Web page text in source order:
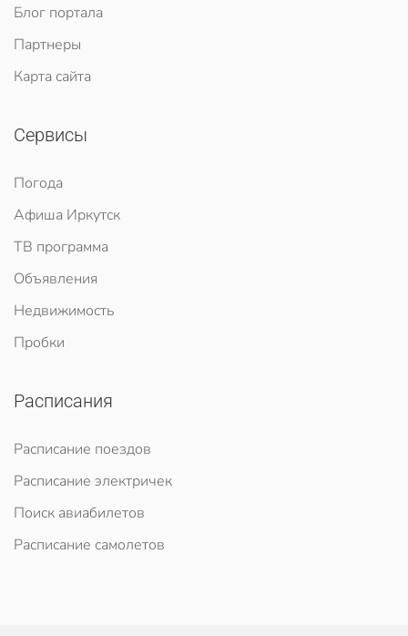
Блог портала
Партнеры
Карта сайта
Сервисы
Погода
Афиша Иркутск
ТВ программа
Объявления
Недвижимость
Пробки
Расписания
Расписание поездов
Расписание электричек
Поиск авиабилетов
Расписание самолетов